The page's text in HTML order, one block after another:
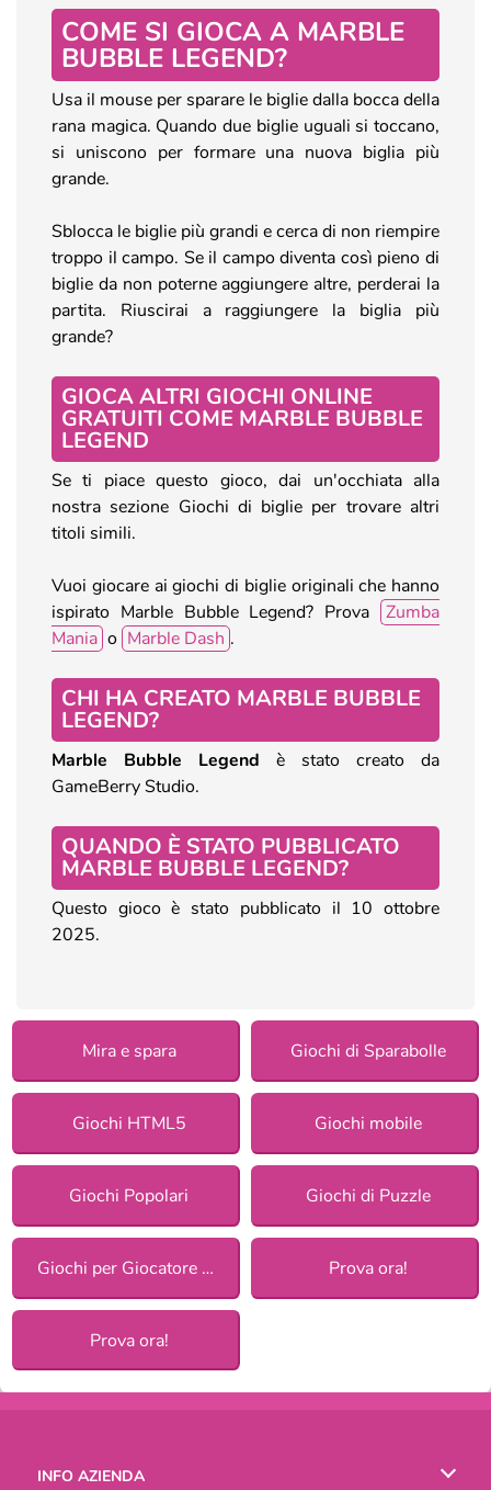
COME SI GIOCA A MARBLE
BUBBLE LEGEND?
Usa il mouse per sparare le biglie dalla bocca della
rana magica. Quando due biglie uguali si toccano,
si uniscono per formare una nuova biglia più
grande.
Sblocca le biglie più grandi e cerca di non riempire
troppo il campo. Se il campo diventa così pieno di
biglie da non poterne aggiungere altre, perderai la
partita. Riuscirai a raggiungere la biglia più
grande?
GIOCA ALTRI GIOCHI ONLINE
GRATUITI COME MARBLE BUBBLE
LEGEND
Se ti piace questo gioco, dai un'occhiata alla
nostra sezione Giochi di biglie per trovare altri
titoli simili.
Vuoi giocare ai giochi di biglie originali che hanno
ispirato Marble Bubble Legend? Prova
Zumba
Mania o Marble Dash .
CHI HA CREATO MARBLE BUBBLE
LEGEND?
Marble Bubble Legend è stato creato da
GameBerry Studio.
QUANDO È STATO PUBBLICATO
MARBLE BUBBLE LEGEND?
Questo gioco è stato pubblicato il 10 ottobre
2025.
Mira e spara Giochi di Sparabolle
Giochi HTML5 Giochi mobile
Giochi Popolari Giochi di Puzzle
Giochi per Giocatore Singolo Prova ora!
Prova ora!
INFO AZIENDA